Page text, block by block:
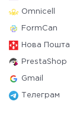
Omnicell
FormCan
Нова Пошта
PrestaShop
Gmail
Телеграм